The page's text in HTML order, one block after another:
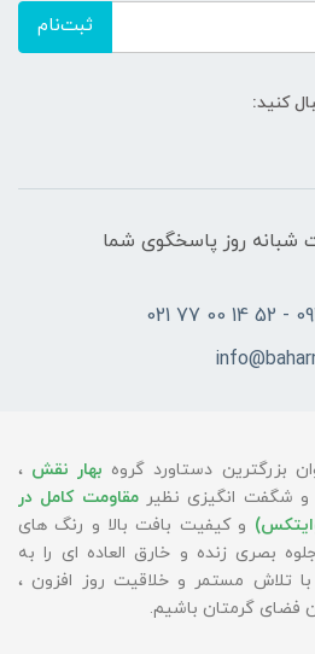
ثبت‌نام
کنید:
، ۲۴ ساعت شبانه‌ روز پاسخگوی شما
بزرگترین دستاورد گروه بهار نقش ،
و شگفت انگیزی نظیرمقاومت کامل در
و کیفیت بافت بالا و رنگ های
بصری زنده و خارق العاده ای را به
تلاش مستمر و خلاقیت روز افزون ،
فضای گرمتان باشیم.